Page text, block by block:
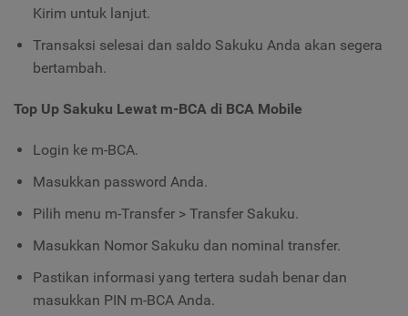
Kirim untuk lanjut.
Transaksi selesai dan saldo Sakuku Anda akan segera
bertambah.
Top Up Sakuku Lewat m-BCA di BCA Mobile
Login ke m-BCA.
Masukkan password Anda.
Pilih menu m-Transfer > Transfer Sakuku.
Masukkan Nomor Sakuku dan nominal transfer.
Pastikan informasi yang tertera sudah benar dan
masukkan PIN m-BCA Anda.